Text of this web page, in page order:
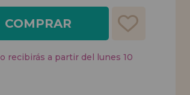
COMPRAR
recibirás a partir del lunes 10